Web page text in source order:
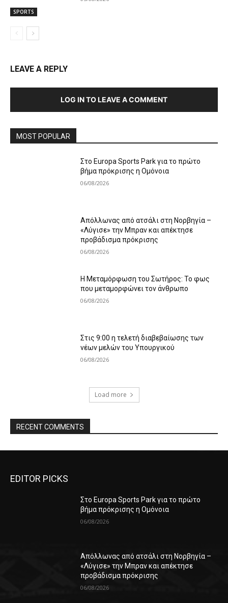
SPORTS
LEAVE A REPLY
LOG IN TO LEAVE A COMMENT
MOST POPULAR
Στο Europa Sports Park για το πρώτο
βήμα πρόκρισης η Ομόνοια
06/08/2026
Απόλλωνας από ατσάλι στη Νορβηγία –
«Λύγισε» την Μπραν και απέκτησε
προβάδισμα πρόκρισης
06/08/2026
Η Μεταμόρφωση του Σωτήρος: Το φως
που μεταμορφώνει τον άνθρωπο
06/08/2026
Στις 9:00 η τελετή διαβεβαίωσης των
νέων μελών του Υπουργικού
06/08/2026
Load more
RECENT COMMENTS
EDITOR PICKS
Στο Europa Sports Park για το πρώτο
βήμα πρόκρισης η Ομόνοια
06/08/2026
Απόλλωνας από ατσάλι στη Νορβηγία –
«Λύγισε» την Μπραν και απέκτησε
προβάδισμα πρόκρισης
06/08/2026